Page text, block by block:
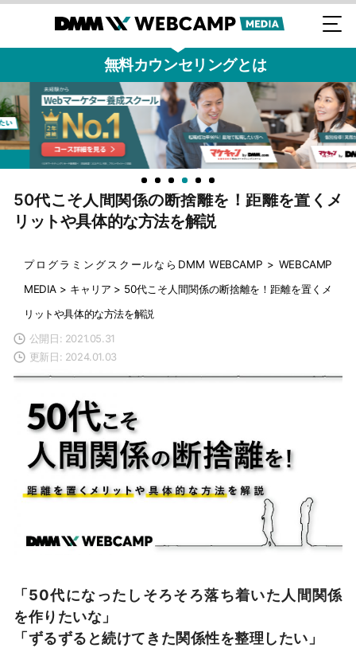
無料カウンセリングとは
50代こそ人間関係の断捨離を！距離を置くメ
リットや具体的な方法を解説
プログラミングスクールならDMM WEBCAMP > WEBCAMP
MEDIA > キャリア > 50代こそ人間関係の断捨離を！距離を置くメ
リットや具体的な方法を解説
公開日: 2021.05.31
更新日: 2024.01.03
「50代になったしそろそろ落ち着いた人間関係
を作りたいな」
「ずるずると続けてきた関係性を整理したい」